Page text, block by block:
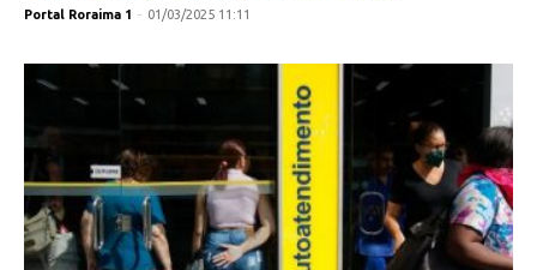
Portal Roraima 1 - 01/03/2025 11:11